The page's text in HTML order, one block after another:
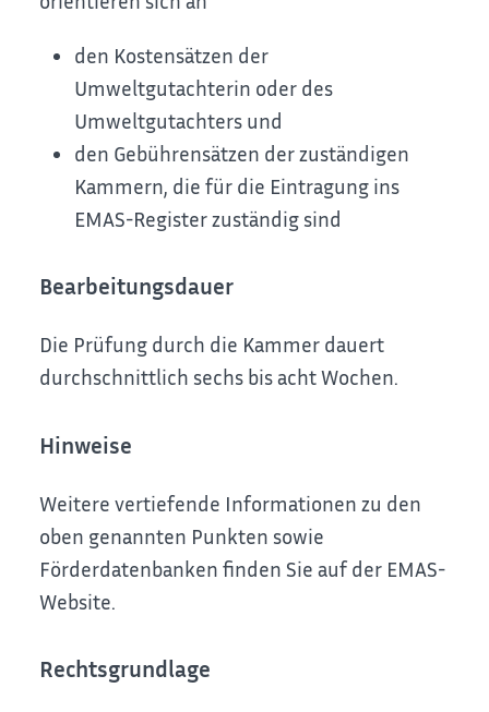
den Kostensätzen der
Umweltgutachterin oder des
Umweltgutachters und
den Gebührensätzen der zuständigen
Kammern, die für die Eintragung ins
EMAS-Register zuständig sind
Bearbeitungsdauer
Die Prüfung durch die Kammer dauert
durchschnittlich sechs bis acht Wochen.
Hinweise
Weitere vertiefende Informationen zu den
oben genannten Punkten sowie
Förderdatenbanken finden Sie auf der EMAS-
Website.
Rechtsgrundlage